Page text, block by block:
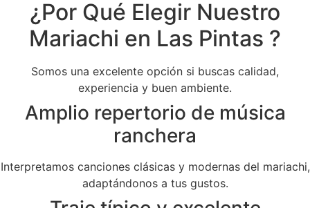
¿Por Qué Elegir Nuestro
Mariachi en Las Pintas ?
Somos una excelente opción si buscas calidad,
experiencia y buen ambiente.
Amplio repertorio de música
ranchera
Interpretamos canciones clásicas y modernas del mariachi,
adaptándonos a tus gustos.